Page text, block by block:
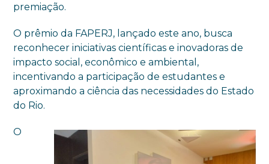
premiação.
O prêmio da FAPERJ, lançado este ano, busca
reconhecer iniciativas científicas e inovadoras de
impacto social, econômico e ambiental,
incentivando a participação de estudantes e
aproximando a ciência das necessidades do Estado
do Rio.
O